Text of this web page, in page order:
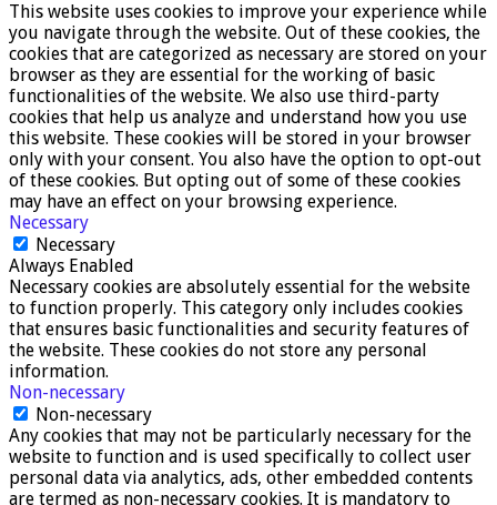
This website uses cookies to improve your experience while
you navigate through the website. Out of these cookies, the
cookies that are categorized as necessary are stored on your
browser as they are essential for the working of basic
functionalities of the website. We also use third-party
cookies that help us analyze and understand how you use
this website. These cookies will be stored in your browser
only with your consent. You also have the option to opt-out
of these cookies. But opting out of some of these cookies
may have an effect on your browsing experience.
Necessary
Necessary
Always Enabled
Necessary cookies are absolutely essential for the website
to function properly. This category only includes cookies
that ensures basic functionalities and security features of
the website. These cookies do not store any personal
information.
Non-necessary
Non-necessary
Any cookies that may not be particularly necessary for the
website to function and is used specifically to collect user
personal data via analytics, ads, other embedded contents
are termed as non-necessary cookies. It is mandatory to